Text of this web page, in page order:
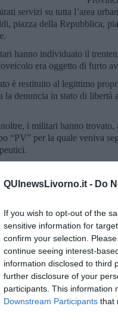
QUInewsLivorno.it - Do
If you wish to opt-out of the
sensitive information for
confirm your selection.
continue seeing interest-
information disclosed to third
further disclosure of your
participants. This information
Downstream Participants that
servizi su tutta l’area
piazza della Repubblica,
hanno individuato il
era oggetto di furto
è restituito al legittimo
la denuncia in stato di
i militari hanno trovato,
“PV” per la quale veniva
ad accertare come
della Toscana iscriviti
direttamente nella tua